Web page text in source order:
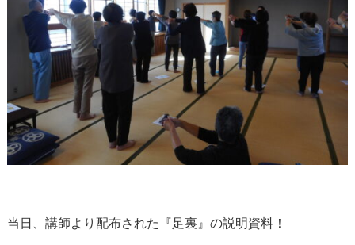
当日、講師より配布された『足裏』の説明資料！